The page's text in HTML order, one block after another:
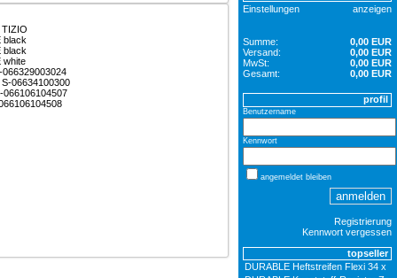
black
black
white
06634100300
anzeigen
Einstellungen
0,00 EUR
0,00 EUR
0,00 EUR
0,00 EUR
Summe:
Versand:
MwSt:
Gesamt:
profil
Benutzername
Kennwort
angemeldet bleiben
Registrierung
Kennwort vergessen
topseller
DURABLE Heftstreifen Flexi 34 x